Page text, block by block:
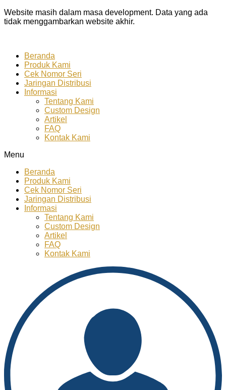
Website masih dalam masa development. Data yang ada
tidak menggambarkan website akhir.
Beranda
Produk Kami
Cek Nomor Seri
Jaringan Distribusi
Informasi
Tentang Kami
Custom Design
Artikel
FAQ
Kontak Kami
Menu
Beranda
Produk Kami
Cek Nomor Seri
Jaringan Distribusi
Informasi
Tentang Kami
Custom Design
Artikel
FAQ
Kontak Kami